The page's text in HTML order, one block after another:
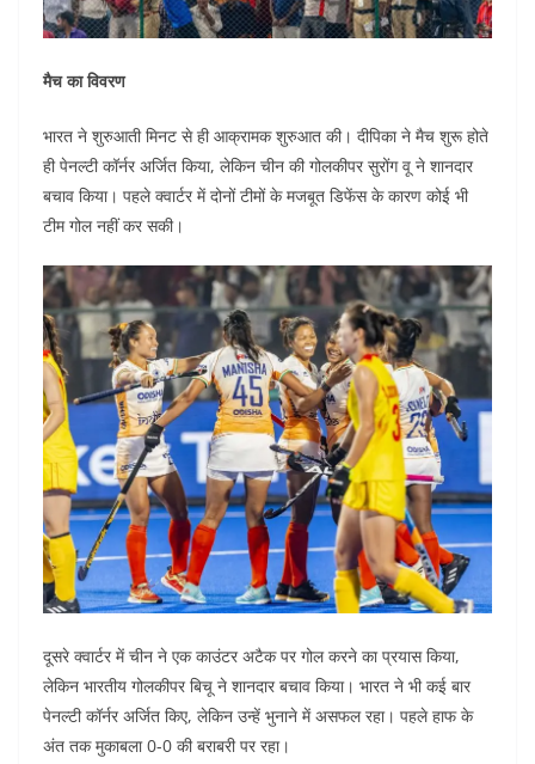
मैच का विवरण
भारत ने शुरुआती मिनट से ही आक्रामक शुरुआत की। दीपिका ने मैच शुरू होते
ही पेनल्टी कॉर्नर अर्जित किया, लेकिन चीन की गोलकीपर सुरोंग वू ने शानदार
बचाव किया। पहले क्वार्टर में दोनों टीमों के मजबूत डिफेंस के कारण कोई भी
टीम गोल नहीं कर सकी।
दूसरे क्वार्टर में चीन ने एक काउंटर अटैक पर गोल करने का प्रयास किया,
लेकिन भारतीय गोलकीपर बिचू ने शानदार बचाव किया। भारत ने भी कई बार
पेनल्टी कॉर्नर अर्जित किए, लेकिन उन्हें भुनाने में असफल रहा। पहले हाफ के
अंत तक मुकाबला 0-0 की बराबरी पर रहा।